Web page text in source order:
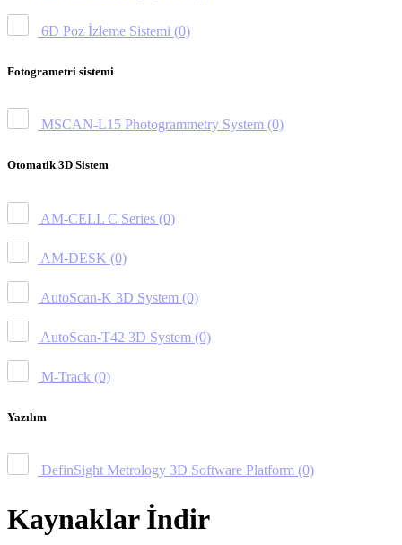
6D Poz İzleme Sistemi (0)
Fotogrametri sistemi
MSCAN-L15 Photogrammetry System (0)
Otomatik 3D Sistem
AM-CELL C Series (0)
AM-DESK (0)
AutoScan-K 3D System (0)
AutoScan-T42 3D System (0)
M-Track (0)
Yazılım
DefinSight Metrology 3D Software Platform (0)
Kaynaklar İndir